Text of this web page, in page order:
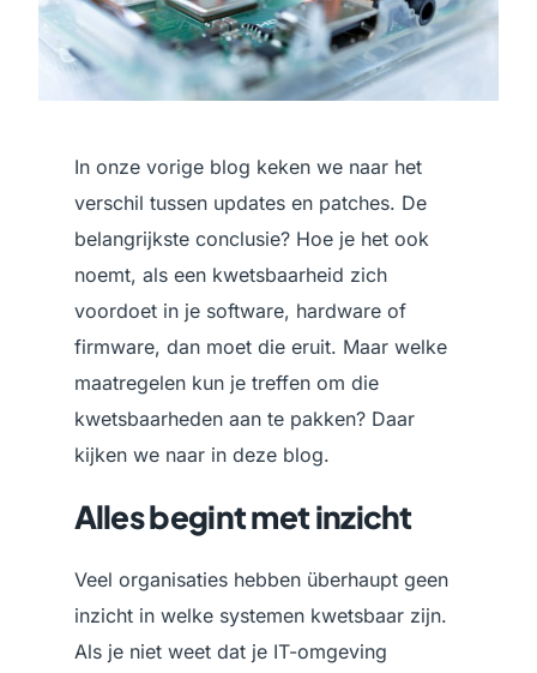
In onze vorige blog keken we naar het
verschil tussen updates en patches. De
belangrijkste conclusie? Hoe je het ook
noemt, als een kwetsbaarheid zich
voordoet in je software, hardware of
firmware, dan moet die eruit. Maar welke
maatregelen kun je treffen om die
kwetsbaarheden aan te pakken? Daar
kijken we naar in deze blog.
Alles begint met inzicht
Veel organisaties hebben überhaupt geen
inzicht in welke systemen kwetsbaar zijn.
Als je niet weet dat je IT-omgeving